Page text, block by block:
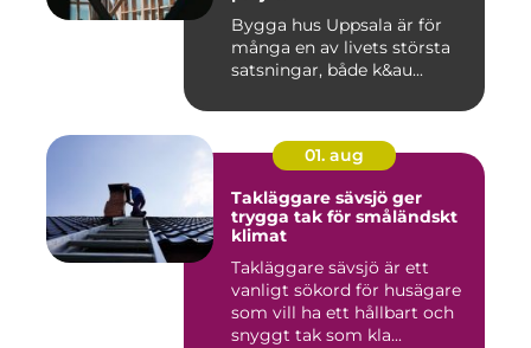
Bygga hus Uppsala är för
många en av livets största
satsningar, både k&au...
01. aug
Takläggare sävsjö ger
trygga tak för småländskt
klimat
Takläggare sävsjö är ett
vanligt sökord för husägare
som vill ha ett hållbart och
snyggt tak som kla...